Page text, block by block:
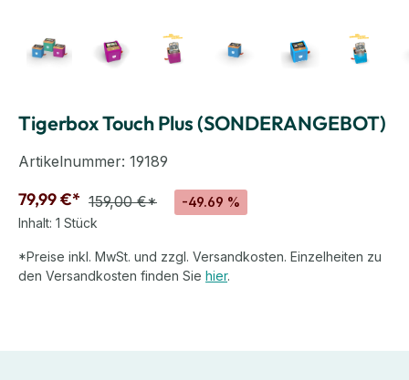
Tigerbox Touch Plus (SONDERANGEBOT)
Artikelnummer: 19189
79,99 €* 159,00 €*
-49.69 %
Inhalt: 1 Stück
*Preise inkl. MwSt. und zzgl. Versandkosten. Einzelheiten zu
den Versandkosten finden Sie hier.